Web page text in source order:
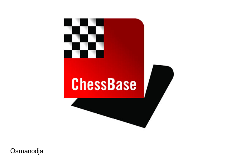
Osmanodja